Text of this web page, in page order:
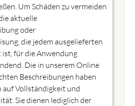
Um Schäden zu vermeiden
aktuelle
oder
die jedem ausgelieferten
für die Anwendung
Die in unserem Online
Beschreibungen haben
auf Vollständigkeit und
Sie dienen lediglich der